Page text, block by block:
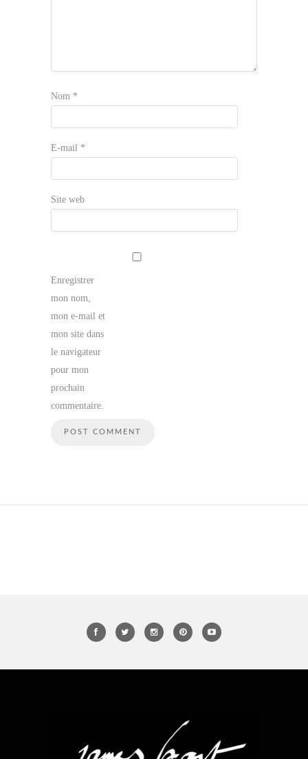
Nom *
E-mail *
Site web
Enregistrer
mon nom,
mon e-mail et
mon site dans
le navigateur
pour mon
prochain
commentaire.